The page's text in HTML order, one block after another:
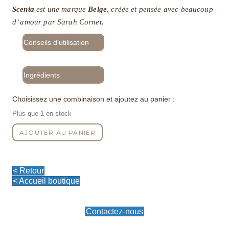
Scenta est une marque Belge , créée et pensée avec beaucoup
d’ amour par Sarah Cornet.
Conseils d’utilisation
Ingrédients
Choisissez une combinaison et ajoutez au panier :
Plus que 1 en stock
quantité
de
10.07
-
AJOUTER AU PANIER
< Retour
< Accueil boutique
Contactez-nous